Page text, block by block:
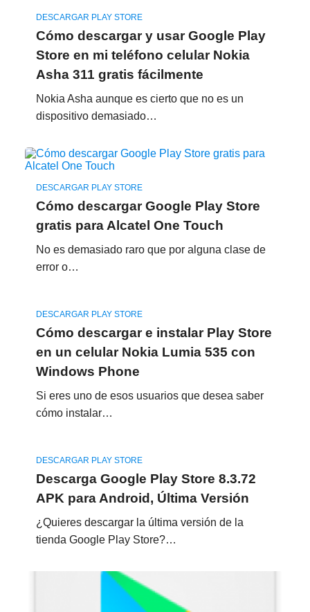
DESCARGAR PLAY STORE
Cómo descargar y usar Google Play
Store en mi teléfono celular Nokia
Asha 311 gratis fácilmente
Nokia Asha aunque es cierto que no es un
dispositivo demasiado…
DESCARGAR PLAY STORE
Cómo descargar Google Play Store
gratis para Alcatel One Touch
No es demasiado raro que por alguna clase de
error o…
DESCARGAR PLAY STORE
Cómo descargar e instalar Play Store
en un celular Nokia Lumia 535 con
Windows Phone
Si eres uno de esos usuarios que desea saber
cómo instalar…
DESCARGAR PLAY STORE
Descarga Google Play Store 8.3.72
APK para Android, Última Versión
¿Quieres descargar la última versión de la
tienda Google Play Store?…